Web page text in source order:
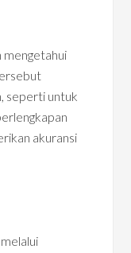
mengetahui
seperti untuk
akuransi